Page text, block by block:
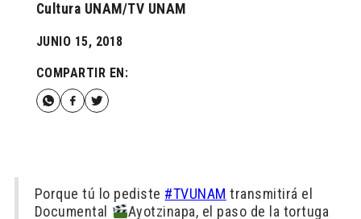
Cultura UNAM/TV UNAM
JUNIO 15, 2018
COMPARTIR EN:
Porque tú lo pediste #TVUNAM transmitirá el
Documental
Ayotzinapa, el paso de la tortuga